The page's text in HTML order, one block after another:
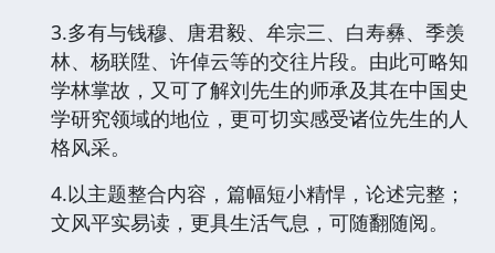
3.多有与钱穆、唐君毅、牟宗三、白寿彝、季羡
林、杨联陞、许倬云等的交往片段。由此可略知
学林掌故，又可了解刘先生的师承及其在中国史
学研究领域的地位，更可切实感受诸位先生的人
格风采。
4.以主题整合内容，篇幅短小精悍，论述完整；
文风平实易读，更具生活气息，可随翻随阅。